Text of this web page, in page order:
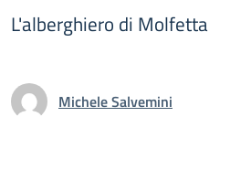
L'alberghiero di Molfetta
Michele Salvemini